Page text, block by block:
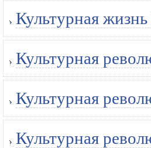
Культурная
Культурная
Культурная
Культурная